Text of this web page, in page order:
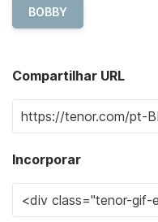
BOBBY
Compartilhar URL
Incorporar